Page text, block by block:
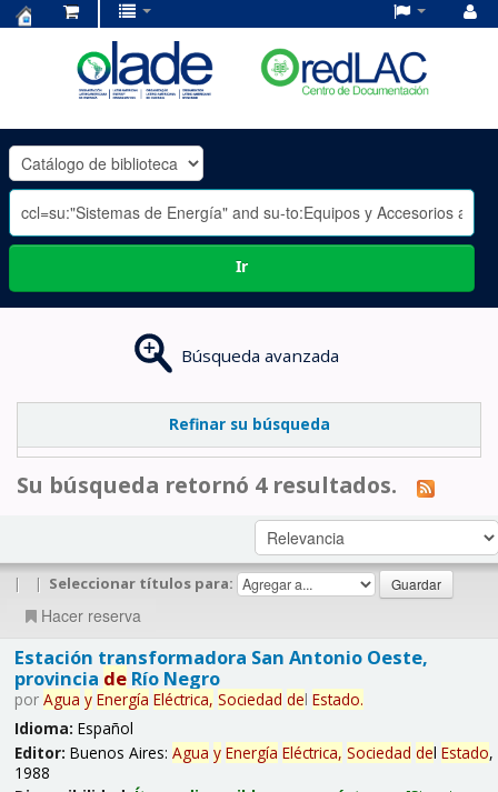
OLADE
-
Ir
Búsqueda avanzada
Refinar su búsqueda
Su búsqueda retornó 4 resultados.
| | Seleccionar títulos para:
Hacer reserva
Estación transformadora San Antonio Oeste,
provincia deRío Negro
por Agua y Energía Eléctrica, Sociedad del Estado.
Idioma: Español
Editor: Buenos Aires: Agua y Energía Eléctrica, Sociedad del Estado,
1988